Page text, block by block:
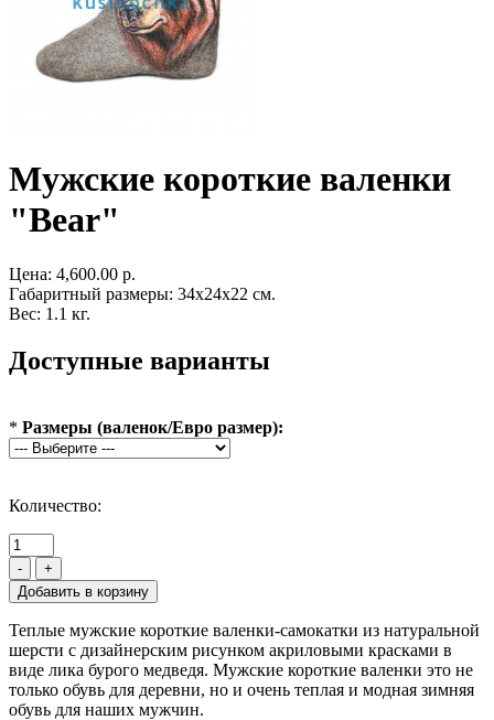
Мужские короткие валенки
"Bear"
Цена: 4,600.00 р.
Габаритный размеры: 34x24x22 см.
Вес: 1.1 кг.
Доступные варианты
* Размеры (валенок/Евро размер):
Количество:
- +
Теплые мужские короткие валенки-самокатки из натуральной
шерсти с дизайнерским рисунком акриловыми красками в
виде лика бурого медведя. Мужские короткие валенки это не
только обувь для деревни, но и очень теплая и модная зимняя
обувь для наших мужчин.